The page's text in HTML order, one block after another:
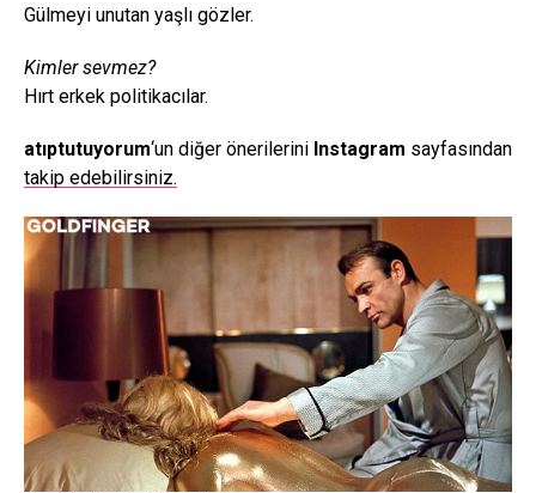
Gülmeyi unutan yaşlı gözler.
Kimler sevmez?
Hırt erkek politikacılar.
atıptutuyorum‘un diğer önerilerini Instagram sayfasından
takip edebilirsiniz.